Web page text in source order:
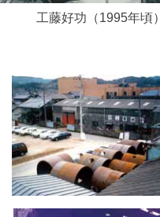
工藤好功（1995年頃）